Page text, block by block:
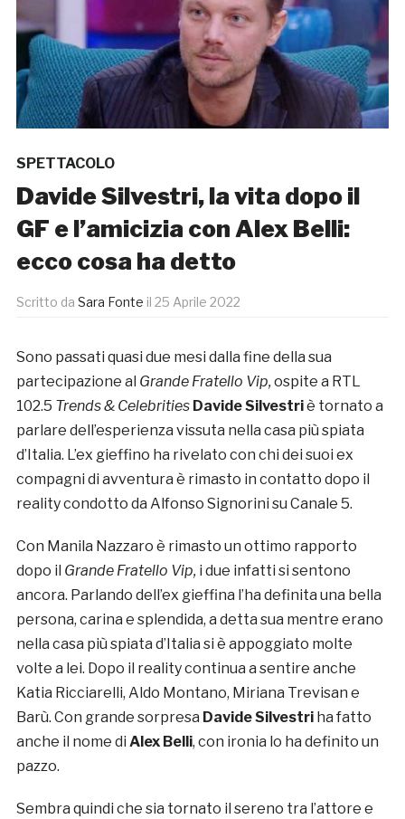
SPETTACOLO
Davide Silvestri, la vita dopo il
GF e l’amicizia con Alex Belli:
ecco cosa ha detto
Scritto da Sara Fonte il 25 Aprile 2022
Sono passati quasi due mesi dalla fine della sua
partecipazione al Grande Fratello Vip,ospite a RTL
102.5 Trends & Celebrities Davide Silvestriè tornato a
parlare dell’esperienza vissuta nella casa più spiata
d’Italia. L’ex gieffino ha rivelato con chi dei suoi ex
compagni di avventura è rimasto in contatto dopo il
reality condotto da Alfonso Signorini su Canale 5.
Con Manila Nazzaro è rimasto un ottimo rapporto
dopo il Grande Fratello Vip, i due infatti si sentono
ancora. Parlando dell’ex gieffina l’ha definita una bella
persona, carina e splendida, a detta sua mentre erano
nella casa più spiata d’Italia si è appoggiato molte
volte a lei. Dopo il reality continua a sentire anche
Katia Ricciarelli, Aldo Montano, Miriana Trevisan e
Barù. Con grande sorpresa Davide Silvestri ha fatto
anche il nome di Alex Belli, con ironia lo ha definito un
pazzo.
Sembra quindi che sia tornato il sereno tra l’attore e